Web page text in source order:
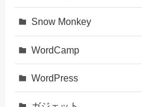
Snow Monkey
WordCamp
WordPress